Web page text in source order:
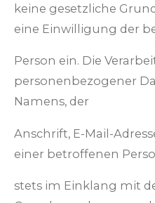
keine gesetzliche
eine Einwilligung der
Person ein. Die
personenbezogener
Namens, der
Anschrift, E-Mail-
einer betroffenen
stets im Einklang mit